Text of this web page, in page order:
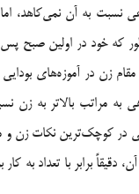
نسبت به آن نمي‌كاهد،
كه خود در اولين صبح
زن در آموزه‌هاي
به مراتب بالاتر به زن
در كوچك‌ترين نكات زن و